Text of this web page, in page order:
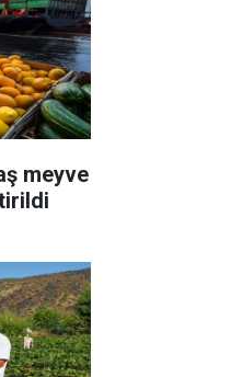
meyve